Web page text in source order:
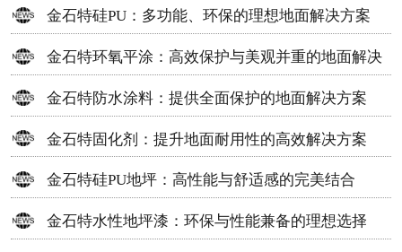
金石特硅PU：多功能、环保的理想地面解决方案
金石特环氧平涂：高效保护与美观并重的地面解决
方案
金石特防水涂料：提供全面保护的地面解决方案
金石特固化剂：提升地面耐用性的高效解决方案
金石特硅PU地坪：高性能与舒适感的完美结合
金石特水性地坪漆：环保与性能兼备的理想选择